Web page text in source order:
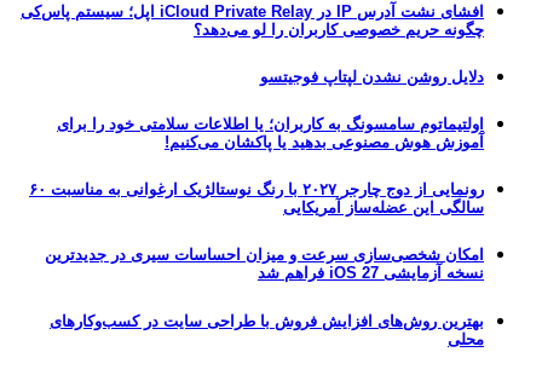
افشای نشت آدرس IP در iCloud Private Relay اپل؛ سیستم پاس‌کی
چگونه حریم خصوصی کاربران را لو می‌دهد؟
دلایل روشن نشدن لپتاپ فوجیتسو
اولتیماتوم سامسونگ به کاربران؛ یا اطلاعات سلامتی خود را برای
آموزش هوش مصنوعی بدهید یا پاکشان می‌کنیم!
رونمایی از دوج چارجر ۲۰۲۷ با رنگ نوستالژیک ارغوانی به مناسبت ۶۰
سالگی این عضله‌ساز آمریکایی
امکان شخصی‌سازی سرعت و میزان احساسات سیری در جدیدترین
نسخه آزمایشی iOS 27 فراهم شد
بهترین روش‌های افزایش فروش با طراحی سایت در کسب‌وکارهای
محلی